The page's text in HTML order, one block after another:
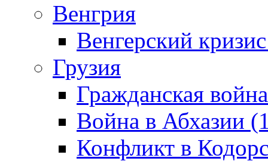
Венгрия
Венгерский
Грузия
Гражданская
Война в Абхазии
Конфликт в